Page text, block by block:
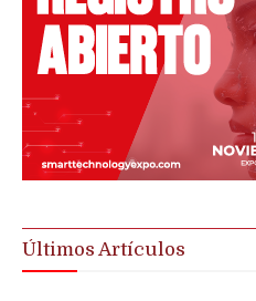
Últimos Artículos